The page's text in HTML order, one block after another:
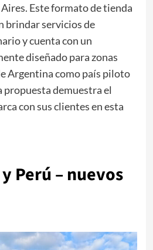
Este formato de tienda
brindar servicios de
y cuenta con un
diseñado para zonas
Argentina como país piloto
propuesta demuestra el
con sus clientes en esta
Perú – nuevos